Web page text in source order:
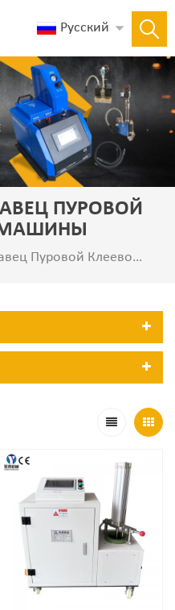
Русский
ПУРОВОЙ
Оптовый Продавец Пуровой Клеевой Машины